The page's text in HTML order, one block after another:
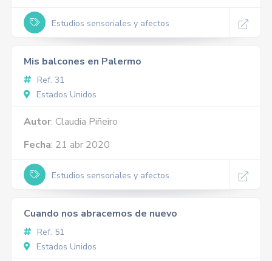
Estudios sensoriales y afectos
Mis balcones en Palermo
Ref. 31
Estados Unidos
Autor: Claudia Piñeiro
Fecha: 21 abr 2020
Estudios sensoriales y afectos
Cuando nos abracemos de nuevo
Ref. 51
Estados Unidos